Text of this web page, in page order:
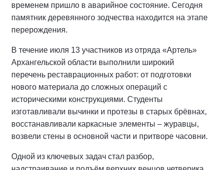
временем пришло в аварийное состояние. Сегодня
памятник деревянного зодчества находится на этапе
перерождения.
В течение июля 13 участников из отряда «Артель»
Архангельской области выполнили широкий
перечень реставрационных работ: от подготовки
нового материала до сложных операций с
историческими конструкциями. Студенты
изготавливали вычинки и протезы в старых брёвнах,
восстанавливали каркасные элементы – журавцы,
возвели стены в основной части и притворе часовни.
Одной из ключевых задач стал разбор,